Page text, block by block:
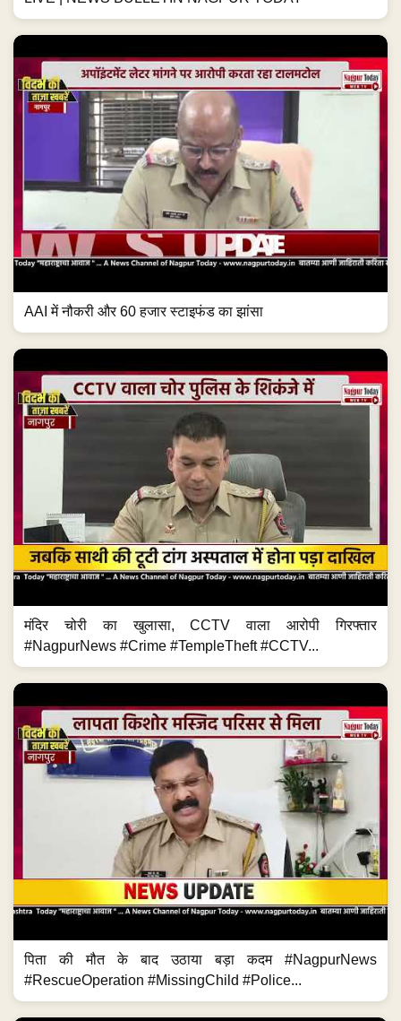
AAI में नौकरी और 60 हजार स्टाइफंड का झांसा
मंदिर चोरी का खुलासा, CCTV वाला आरोपी गिरफ्तार
#NagpurNews #Crime #TempleTheft #CCTV...
पिता की मौत के बाद उठाया बड़ा कदम #NagpurNews
#RescueOperation #MissingChild #Police...